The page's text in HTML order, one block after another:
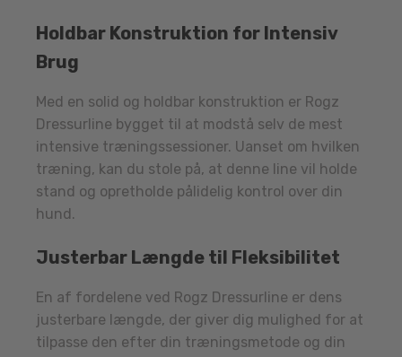
Holdbar Konstruktion for Intensiv
Brug
Med en solid og holdbar konstruktion er Rogz
Dressurline bygget til at modstå selv de mest
intensive træningssessioner. Uanset om hvilken
træning, kan du stole på, at denne line vil holde
stand og opretholde pålidelig kontrol over din
hund.
Justerbar Længde til Fleksibilitet
En af fordelene ved Rogz Dressurline er dens
justerbare længde, der giver dig mulighed for at
tilpasse den efter din træningsmetode og din